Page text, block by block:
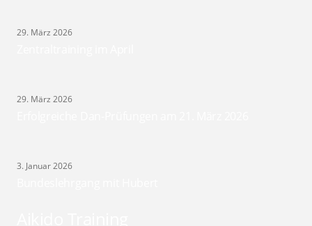
29. März 2026
29. März 2026
3. Januar 2026